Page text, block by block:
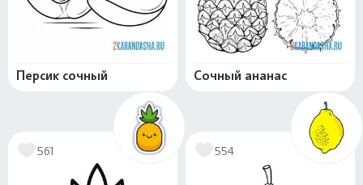
Персик сочный Сочный ананас
561 554